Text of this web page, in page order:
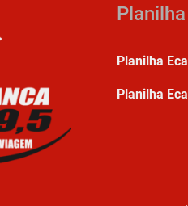
Planilha
Planilha